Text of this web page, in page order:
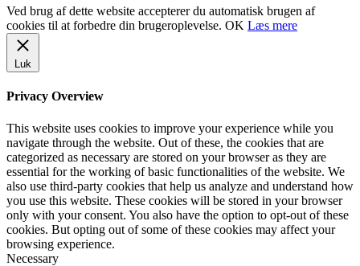
Ved brug af dette website accepterer du automatisk brugen af
cookies til at forbedre din brugeroplevelse. OK Læs mere
Luk
Privacy Overview
This website uses cookies to improve your experience while you
navigate through the website. Out of these, the cookies that are
categorized as necessary are stored on your browser as they are
essential for the working of basic functionalities of the website. We
also use third-party cookies that help us analyze and understand how
you use this website. These cookies will be stored in your browser
only with your consent. You also have the option to opt-out of these
cookies. But opting out of some of these cookies may affect your
browsing experience.
Necessary